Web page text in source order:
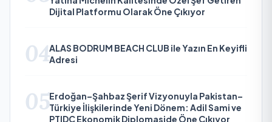
Dijital Platformu Olarak Öne Çıkıyor
04ALAS BODRUM BEACH CLUB ile Yazın En Keyifli
Adresi
05Erdoğan–Şahbaz Şerif Vizyonuyla Pakistan–
Türkiye İlişkilerinde Yeni Dönem: Adil Sami ve
PTIDC Ekonomik Diplomaside Öne Çıkıyor